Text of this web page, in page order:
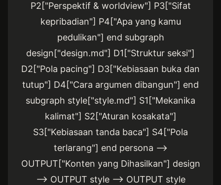
P2["Perspektif & worldview"] P3["Sifat
kepribadian"] P4["Apa yang kamu
pedulikan"] end subgraph
design["design.md"] D1["Struktur seksi"]
D2["Pola pacing"] D3["Kebiasaan buka dan
tutup"] D4["Cara argumen dibangun"] end
subgraph style["style.md"] S1["Mekanika
kalimat"] S2["Aturan kosakata"]
S3["Kebiasaan tanda baca"] S4["Pola
terlarang"] end persona -->
OUTPUT["Konten yang Dihasilkan"] design
--> OUTPUT style --> OUTPUT style